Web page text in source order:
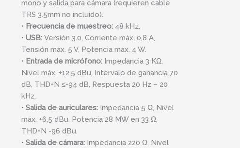
mono y salida para cámara (requieren cable
TRS 3.5mm no incluido).
• Frecuencia de muestreo: 48 kHz.
•USB: Versión 3.0, Corriente máx. 0,8 A,
Tensión máx. 5 V, Potencia máx. 4 W.
• Entrada de micrófono: Impedancia 3 KΩ,
Nivel máx. +12,5 dBu, Intervalo de ganancia 70
dB, THD+N ≤-94 dB, Respuesta 20 Hz – 20
kHz.
•Salida de auriculares: Impedancia 5 Ω, Nivel
máx. +6,5 dBu, Potencia 28 MW en 33 Ω,
THD+N -96 dBu.
•Salida de cámara: Impedancia 220 Ω, Nivel